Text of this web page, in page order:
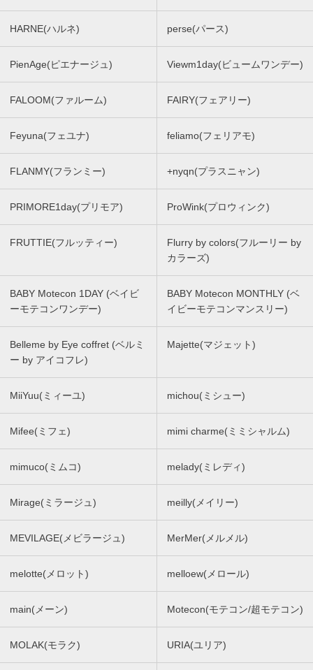
HARNE(ハルネ) perse(パース)
PienAge(ピエナージュ) Viewm1day(ビュームワンデー)
FALOOM(ファルーム) FAIRY(フェアリー)
Feyuna(フェユナ) feliamo(フェリアモ)
FLANMY(フランミー) +nyqn(プラスニャン)
PRIMORE1day(プリモア) ProWink(プロウィンク)
FRUTTIE(フルッティー)
Flurry by colors(フルーリー by
カラーズ)
BABY Motecon 1DAY (ベイビ
ーモテコンワンデー)
BABY Motecon MONTHLY (ベ
イビーモテコンマンスリー)
Belleme by Eye coffret (ベルミ
ー by アイコフレ)
Majette(マジェット)
MiiYuu(ミィーユ) michou(ミシュー)
Mifee(ミフェ) mimi charme(ミミシャルム)
mimuco(ミムコ) melady(ミレディ)
Mirage(ミラージュ) meilly(メイリー)
MEVILAGE(メビラージュ) MerMer(メルメル)
melotte(メロット) melloew(メロール)
main(メーン) Motecon(モテコン/超モテコン)
MOLAK(モラク) URIA(ユリア)